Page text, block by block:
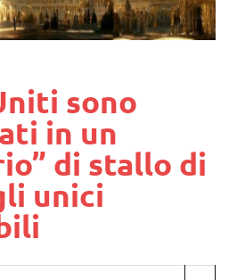
sono
in un
di stallo di
unici